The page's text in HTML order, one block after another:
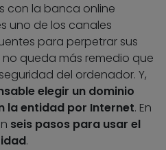
con la banca online
uno de los canales
para perpetrar sus
queda más remedio que
del ordenador. Y,
elegir un dominio
la entidad por Internet. En
seis pasos para usar el
.